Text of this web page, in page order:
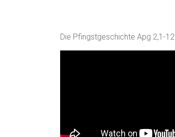
Die Pfingstgeschichte Apg 2,1-12